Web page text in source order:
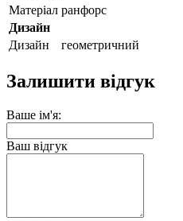
Матеріал ранфорс
Дизайн
Дизайн
геометричний
Залишити відгук
Ваше ім'я:
Ваш відгук